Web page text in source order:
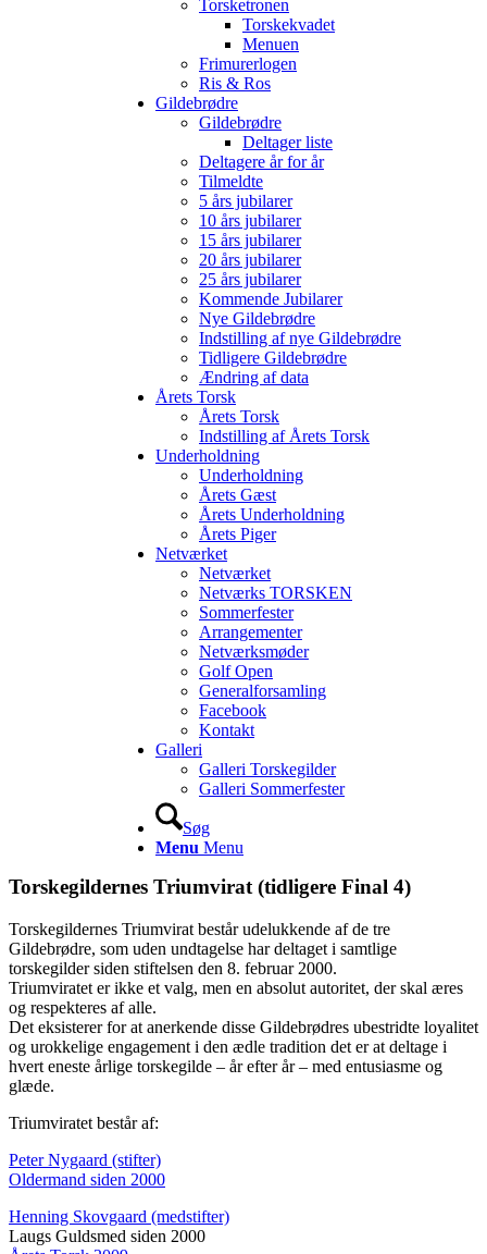
Torsketronen
Torskekvadet
Menuen
Frimurerlogen
Ris & Ros
Gildebrødre
Gildebrødre
Deltager liste
Deltagere år for år
Tilmeldte
5 års jubilarer
10 års jubilarer
15 års jubilarer
20 års jubilarer
25 års jubilarer
Kommende Jubilarer
Nye Gildebrødre
Indstilling af nye Gildebrødre
Tidligere Gildebrødre
Ændring af data
Årets Torsk
Årets Torsk
Indstilling af Årets Torsk
Underholdning
Underholdning
Årets Gæst
Årets Underholdning
Årets Piger
Netværket
Netværket
Netværks TORSKEN
Sommerfester
Arrangementer
Netværksmøder
Golf Open
Generalforsamling
Facebook
Kontakt
Galleri
Galleri Torskegilder
Galleri Sommerfester
Søg
Menu Menu
Torskegildernes Triumvirat (tidligere Final 4)
Torskegildernes Triumvirat består udelukkende af de tre
Gildebrødre, som uden undtagelse har deltaget i samtlige
torskegilder siden stiftelsen den 8. februar 2000.
Triumviratet er ikke et valg, men en absolut autoritet, der skal æres
og respekteres af alle.
Det eksisterer for at anerkende disse Gildebrødres ubestridte loyalitet
og urokkelige engagement i den ædle tradition det er at deltage i
hvert eneste årlige torskegilde – år efter år – med entusiasme og
glæde.
Triumviratet består af:
Peter Nygaard (stifter)
Oldermand siden 2000
Henning Skovgaard (medstifter)
Laugs Guldsmed siden 2000